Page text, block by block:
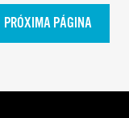
PRÓXIMA PÁGINA